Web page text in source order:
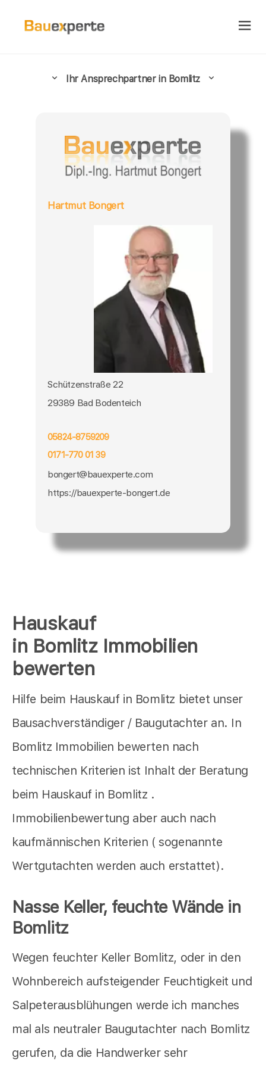
Hauskauf
in Bomlitz Immobilien
bewerten
Hilfe beim Hauskauf in Bomlitz bietet unser
Bausachverständiger / Baugutachter an. In
Bomlitz Immobilien bewerten nach
technischen Kriterien ist Inhalt der Beratung
beim Hauskauf in Bomlitz .
Immobilienbewertung aber auch nach
kaufmännischen Kriterien ( sogenannte
Wertgutachten werden auch erstattet).
Nasse Keller, feuchte Wände in
Bomlitz
Wegen feuchter Keller Bomlitz, oder in den
Wohnbereich aufsteigender Feuchtigkeit und
Salpeterausblühungen werde ich manches
mal als neutraler Baugutachter nach Bomlitz
gerufen, da die Handwerker sehr
Ihr Ansprechpartner in Bomlitz
Hartmut Bongert
Schützenstraße 22
29389 Bad Bodenteich
05824-8759209
0171-770 01 39
bongert@bauexperte.com
https://bauexperte-bongert.de